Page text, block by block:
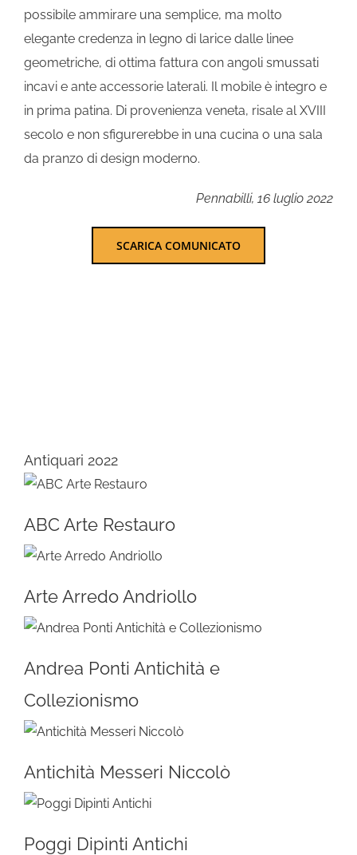
possibile ammirare una semplice, ma molto
elegante credenza in legno di larice dalle linee
geometriche, di ottima fattura con angoli smussati
incavi e ante accessorie laterali. Il mobile è integro e
in prima patina. Di provenienza veneta, risale al XVIII
secolo e non sfigurerebbe in una cucina o una sala
da pranzo di design moderno.
Pennabilli, 16 luglio 2022
SCARICA COMUNICATO
Antiquari 2022
ABC Arte Restauro
Arte Arredo Andriollo
Andrea Ponti Antichità e
Collezionismo
Antichità Messeri Niccolò
Poggi Dipinti Antichi